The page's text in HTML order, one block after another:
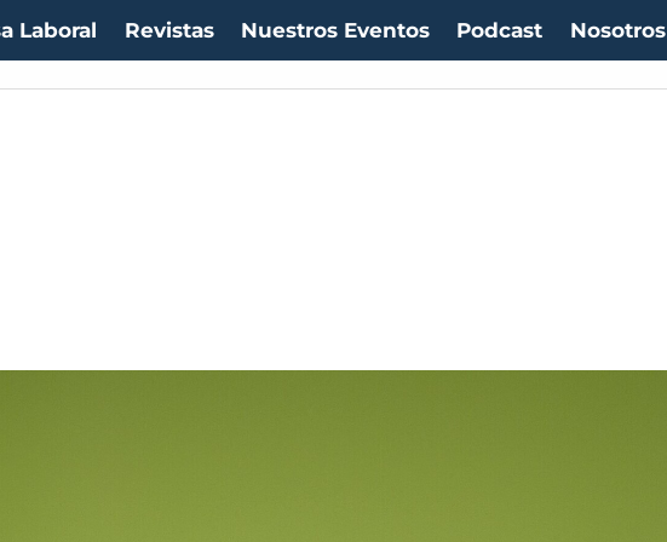
Laboral Revistas Nuestros Eventos Podcast Nosotros